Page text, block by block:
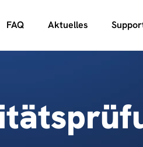
FAQ Aktuelles